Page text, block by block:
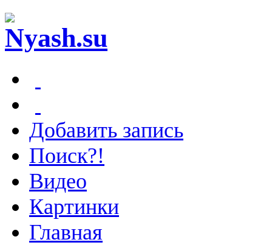
Добавить запись
Поиск?!
Видео
Картинки
Главная